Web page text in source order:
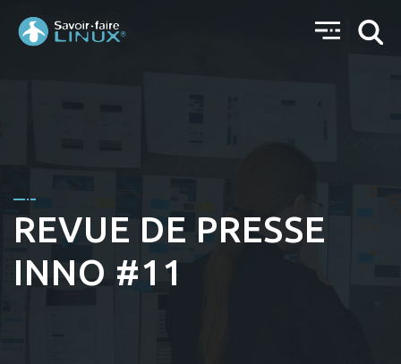
REVUE DE PRESSE
INNO #11